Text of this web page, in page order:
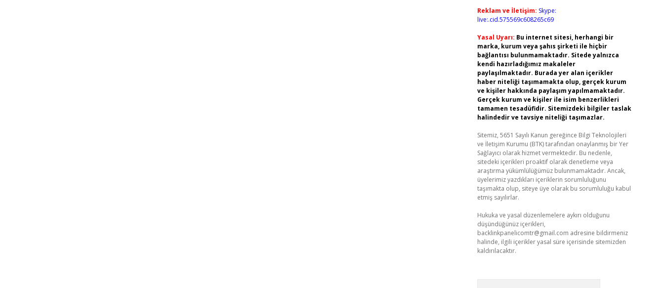
Reklam ve İletişim: Skype:
live:.cid.575569c608265c69
Yasal Uyarı: Bu internet sitesi, herhangi bir
marka, kurum veya şahıs şirketi ile hiçbir
bağlantısı bulunmamaktadır. Sitede yalnızca
kendi hazırladığımız makaleler
paylaşılmaktadır. Burada yer alan içerikler
haber niteliği taşımamakta olup, gerçek kurum
ve kişiler hakkında paylaşım yapılmamaktadır.
Gerçek kurum ve kişiler ile isim benzerlikleri
tamamen tesadüfidir. Sitemizdeki bilgiler taslak
halindedir ve tavsiye niteliği taşımazlar.
Sitemiz, 5651 Sayılı Kanun gereğince Bilgi Teknolojileri
ve İletişim Kurumu (BTK) tarafından onaylanmış bir Yer
Sağlayıcı olarak hizmet vermektedir. Bu nedenle,
sitedeki içerikleri proaktif olarak denetleme veya
araştırma yükümlülüğümüz bulunmamaktadır. Ancak,
üyelerimiz yazdıkları içeriklerin sorumluluğunu
taşımakta olup, siteye üye olarak bu sorumluluğu kabul
etmiş sayılırlar.
Hukuka ve yasal düzenlemelere aykırı olduğunu
düşündüğünüz içerikleri,
backlinkpanelicomtr@gmail.com adresine bildirmeniz
halinde, ilgili içerikler yasal süre içerisinde sitemizden
kaldırılacaktır.